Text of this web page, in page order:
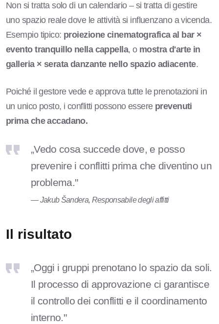
Non si tratta solo di un calendario – si tratta di gestire
uno spazio reale dove le attività si influenzano a vicenda.
Esempio tipico: proiezione cinematografica al bar ×
evento tranquillo nella cappella, o mostra d'arte in
galleria × serata danzante nello spazio adiacente.
Poiché il gestore vede e approva tutte le prenotazioni in
un unico posto, i conflitti possono essere prevenuti
prima che accadano.
„Vedo cosa succede dove, e posso
prevenire i conflitti prima che diventino un
problema."
— Jakub Šandera, Responsabile degli affitti
Il risultato
„Oggi i gruppi prenotano lo spazio da soli.
Il processo di approvazione ci garantisce
il controllo dei conflitti e il coordinamento
interno."